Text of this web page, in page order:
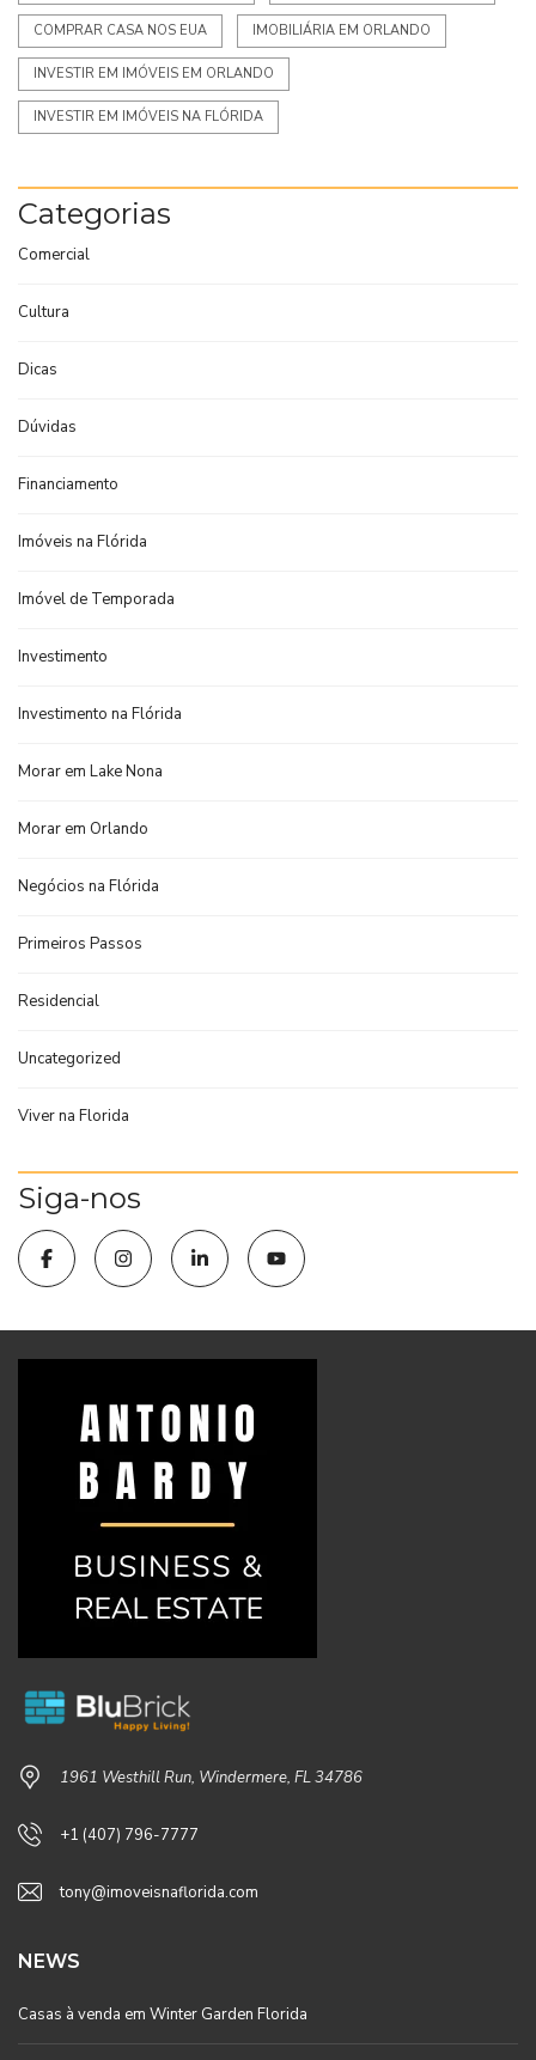
COMPRAR CASA NOS EUA IMOBILIÁRIA EM ORLANDO
INVESTIR EM IMÓVEIS EM ORLANDO
INVESTIR EM IMÓVEIS NA FLÓRIDA
Categorias
Comercial
Cultura
Dicas
Dúvidas
Financiamento
Imóveis na Flórida
Imóvel de Temporada
Investimento
Investimento na Flórida
Morar em Lake Nona
Morar em Orlando
Negócios na Flórida
Primeiros Passos
Residencial
Uncategorized
Viver na Florida
Siga-nos
1961 Westhill Run, Windermere, FL 34786
+1 (407) 796-7777
tony@imoveisnaflorida.com
NEWS
Casas à venda em Winter Garden Florida